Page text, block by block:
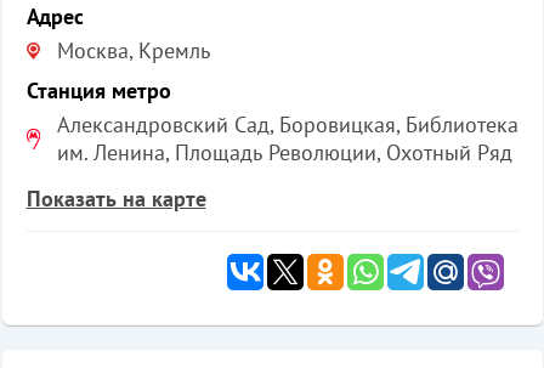
Адрес
Москва, Кремль
Станция метро
Александровский Сад, Боровицкая, Библиотека
им. Ленина, Площадь Революции, Охотный Ряд
Показать на карте